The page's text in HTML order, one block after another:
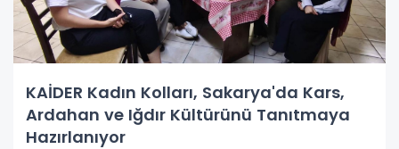
KAİDER Kadın Kolları, Sakarya'da Kars,
Ardahan ve Iğdır Kültürünü Tanıtmaya
Hazırlanıyor